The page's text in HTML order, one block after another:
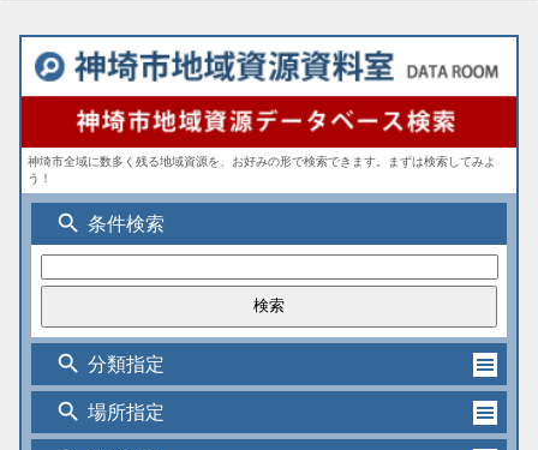
神埼市全域に数多く残る地域資源を、お好みの形で検索できます。まずは検索してみよ
う！
search 条件検索
search 分類指定
search 場所指定